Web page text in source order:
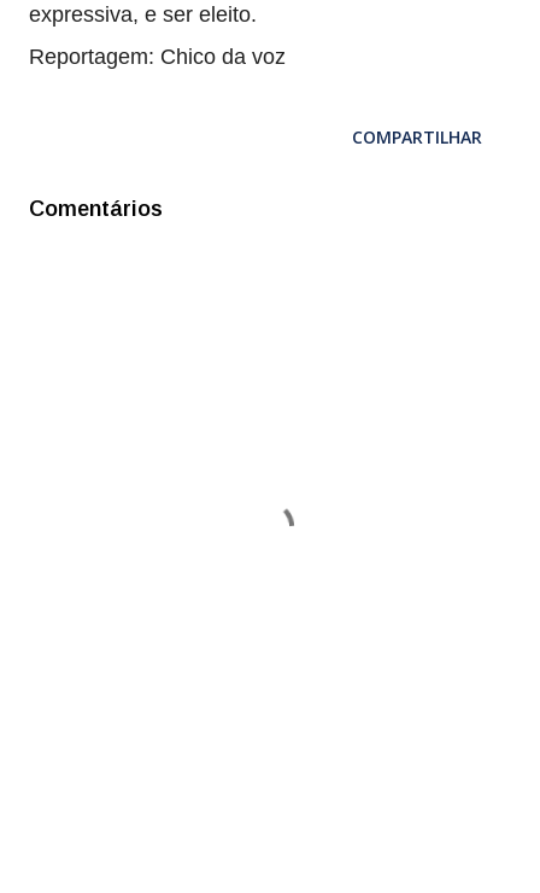
expressiva, e ser eleito.
Reportagem: Chico da voz
COMPARTILHAR
Comentários